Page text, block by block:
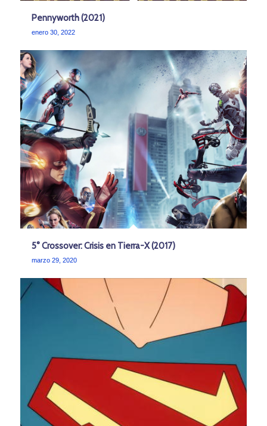
Pennyworth (2021)
enero 30, 2022
5° Crossover: Crisis en Tierra-X (2017)
marzo 29, 2020